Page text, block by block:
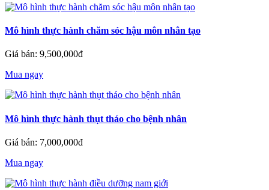
Mô hình thực hành chăm sóc hậu môn nhân tạo
Giá bán: 9,500,000đ
Mua ngay
Mô hình thực hành thụt tháo cho bệnh nhân
Giá bán: 7,000,000đ
Mua ngay